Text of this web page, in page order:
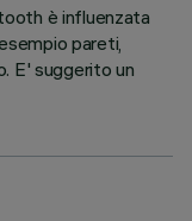
è influenzata
pareti,
E' suggerito un